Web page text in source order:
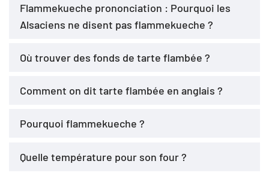
Flammekueche prononciation : Pourquoi les
Alsaciens ne disent pas flammekueche ?
Où trouver des fonds de tarte flambée ?
Comment on dit tarte flambée en anglais ?
Pourquoi flammekueche ?
Quelle température pour son four ?